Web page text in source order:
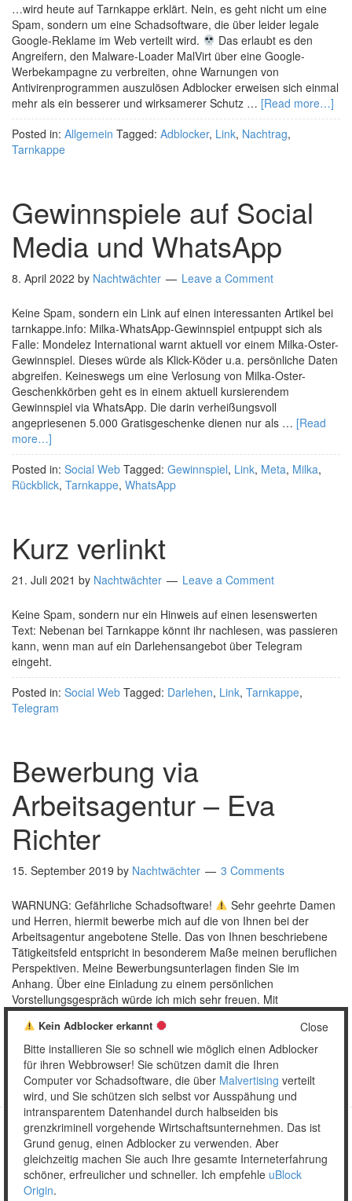
…wird heute auf Tarnkappe erklärt. Nein, es geht nicht um eine
Spam, sondern um eine Schadsoftware, die über leider legale
Google-Reklame im Web verteilt wird.
Das erlaubt es den
Angreifern, den Malware-Loader MalVirt über eine Google-
Werbekampagne zu verbreiten, ohne Warnungen von
Antivirenprogrammen auszulösen Adblocker erweisen sich einmal
mehr als ein besserer und wirksamerer Schutz … [Read more…]
Posted in: Allgemein Tagged: Adblocker, Link, Nachtrag,
Tarnkappe
Gewinnspiele auf Social
Media und WhatsApp
8. April 2022 by Nachtwächter Leave a Comment
Keine Spam, sondern ein Link auf einen interessanten Artikel bei
tarnkappe.info: Milka-WhatsApp-Gewinnspiel entpuppt sich als
Falle: Mondelez International warnt aktuell vor einem Milka-Oster-
Gewinnspiel. Dieses würde als Klick-Köder u.a. persönliche Daten
abgreifen. Keineswegs um eine Verlosung von Milka-Oster-
Geschenkkörben geht es in einem aktuell kursierendem
Gewinnspiel via WhatsApp. Die darin verheißungsvoll
angepriesenen 5.000 Gratisgeschenke dienen nur als … [Read
more…]
Posted in: Social Web Tagged: Gewinnspiel, Link, Meta, Milka,
Rückblick, Tarnkappe, WhatsApp
Kurz verlinkt
21. Juli 2021 by Nachtwächter Leave a Comment
Keine Spam, sondern nur ein Hinweis auf einen lesenswerten
Text: Nebenan bei Tarnkappe könnt ihr nachlesen, was passieren
kann, wenn man auf ein Darlehensangebot über Telegram
eingeht.
Posted in: Social Web Tagged: Darlehen, Link, Tarnkappe,
Telegram
Bewerbung via
Arbeitsagentur – Eva
Richter
15. September 2019 by Nachtwächter 3 Comments
WARNUNG: Gefährliche Schadsoftware!
Sehr geehrte Damen
und Herren, hiermit bewerbe mich auf die von Ihnen bei der
Arbeitsagentur angebotene Stelle. Das von Ihnen beschriebene
Tätigkeitsfeld entspricht in besonderem Maße meinen beruflichen
Perspektiven. Meine Bewerbungsunterlagen finden Sie im
Anhang. Über eine Einladung zu einem persönlichen
Vorstellungsgespräch würde ich mich sehr freuen. Mit
freundlichen Grüßen Eva …[Read more…]
Posted in:Informatives,Mail Tagged:Bewerbung,Erpressung
Link, Mailanhang,Microsoft, Schadsoftware, Tarnkappe
Copyright © 2026 Unser täglich Spam.
MobileWordPress Theme by themehall.com
Close
Kein Adblocker erkannt
Bitte installieren Sie so schnell wie möglich einen Adblocker
für ihren Webbrowser! Sie schützen damit die Ihren
Computer vor Schadsoftware, die über Malvertising verteilt
wird, und Sie schützen sich selbst vor Ausspähung und
intransparentem Datenhandel durch halbseiden bis
grenzkriminell vorgehende Wirtschaftsunternehmen. Das ist
Grund genug, einen Adblocker zu verwenden. Aber
gleichzeitig machen Sie auch Ihre gesamte Interneterfahrung
schöner, erfreulicher und schneller. Ich empfehle uBlock
Origin.